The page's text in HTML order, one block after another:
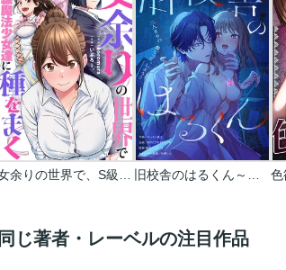
同じ著者・レーベルの注目作品